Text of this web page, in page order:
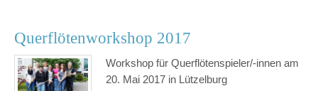
Querflötenworkshop 2017
Workshop für Querflötenspieler/-innen am
20. Mai 2017 in Lützelburg